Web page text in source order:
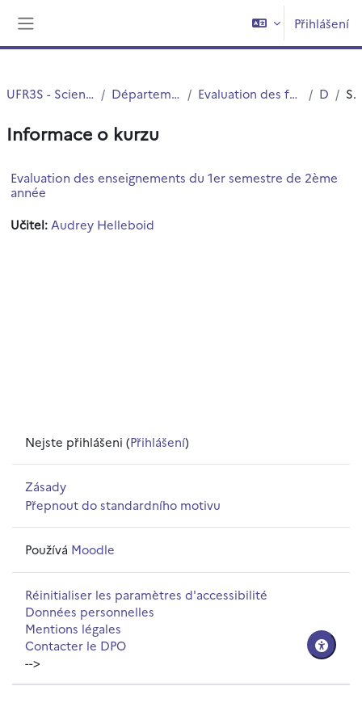
Přihlášení
UFR3S - Sciences de Santé et du Sport Département UFR3S - Pharmacie Evaluation des formations et des enseignements DEUST Souhrn
Informace o kurzu
Evaluation des enseignements du 1er semestre de 2ème
année
Učitel: Audrey Helleboid
Nejste přihlášeni (Přihlášení)
Zásady
Přepnout do standardního motivu
Používá Moodle
Réinitialiser les paramètres d'accessibilité
Données personnelles
Mentions légales
Contacter le DPO
-->